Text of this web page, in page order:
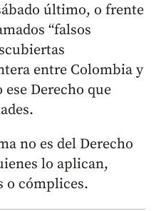
último, o frente
“falsos
entre Colombia y
ese Derecho que
no es del Derecho
lo aplican,
o cómplices.